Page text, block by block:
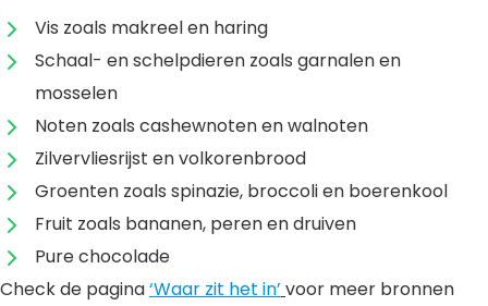
Vis zoals makreel en haring
Schaal- en schelpdieren zoals garnalen en
mosselen
Noten zoals cashewnoten en walnoten
Zilvervliesrijst en volkorenbrood
Groenten zoals spinazie, broccoli en boerenkool
Fruit zoals bananen, peren en druiven
Pure chocolade
Check de pagina‘Waar zit het in’ voor meer bronnen